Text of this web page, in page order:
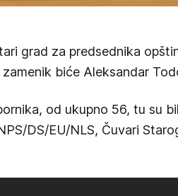
grad za predsednika
biće Aleksandar
od ukupno 56, tu su
DS/EU/NLS, Čuvari